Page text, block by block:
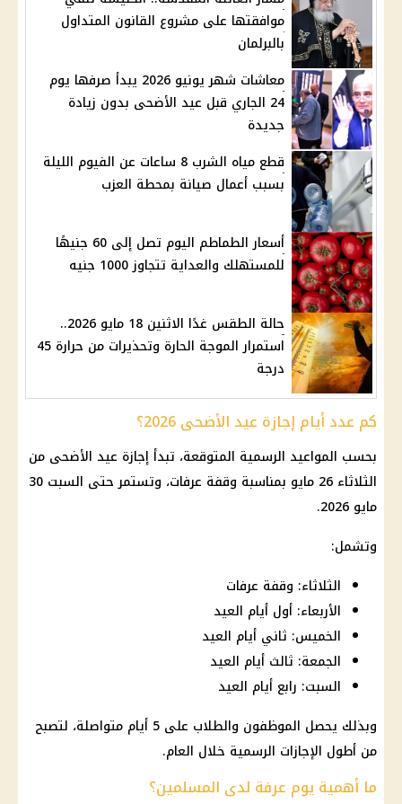
موافقتها على مشروع القانون المتداول
بالبرلمان
معاشات شهر يونيو 2026 يبدأ صرفها يوم
24 الجاري قبل عيد الأضحى بدون زيادة
جديدة
قطع مياه الشرب 8 ساعات عن الفيوم الليلة
بسبب أعمال صيانة بمحطة العزب
أسعار الطماطم اليوم تصل إلى 60 جنيهًا
للمستهلك والعداية تتجاوز 1000 جنيه
حالة الطقس غدًا الاثنين 18 مايو 2026..
استمرار الموجة الحارة وتحذيرات من حرارة 45
درجة
كم عدد أيام إجازة عيد الأضحى 2026؟
بحسب المواعيد الرسمية المتوقعة، تبدأ إجازة عيد الأضحى من
الثلاثاء 26 مايو بمناسبة وقفة عرفات، وتستمر حتى السبت 30
مايو 2026.
وتشمل:
الثلاثاء: وقفة عرفات
الأربعاء: أول أيام العيد
الخميس: ثاني أيام العيد
الجمعة: ثالث أيام العيد
السبت: رابع أيام العيد
وبذلك يحصل الموظفون والطلاب على 5 أيام متواصلة، لتصبح
من أطول الإجازات الرسمية خلال العام.
ما أهمية يوم عرفة لدى المسلمين؟